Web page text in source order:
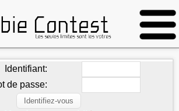
Identifiant:
de passe: